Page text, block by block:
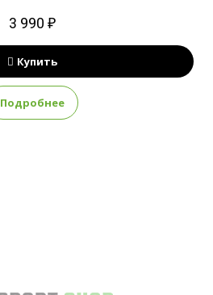
3 990 ₽
Купить
Подробнее